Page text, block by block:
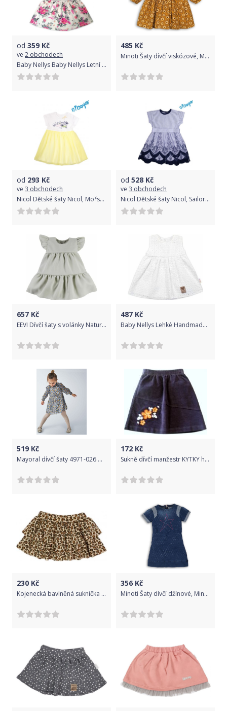
od 359 Kč
ve 2 obchodech
Baby Nellys Baby Nellys Letní šaty s krátkým rukávem New Roses - smetanové, vel. 80 80 (9-12m)
485 Kč
Minoti Šaty dívčí viskózové, Minoti, OWL 6, žlutá - 74/80
od 293 Kč
ve 3 obchodech
Nicol Dětské šaty Nicol, Mořská víla - žluto/bílé, vel. 128
od 528 Kč
ve 3 obchodech
Nicol Dětské šaty Nicol, Sailor - granátové/proužky, vel. 116 116 (5-6 let)
657 Kč
EEVI Dívčí šaty s volánky Nature - khaki, Velikost koj. oblečení 62 (2-3m)
487 Kč
Baby Nellys Lehké Handmade šatičky Madeira, bílé, Velikost koj. oblečení 80 (9-12m)
519 Kč
Mayoral dívčí šaty 4971-026 Mini, Junior: 7 / 122
172 Kč
Sukně dívčí manžestr KYTKY hnědá - vel.98
230 Kč
Kojenecká bavlněná suknička Nicol Mia, Hnědá, 86 (12-18m)
356 Kč
Minoti Šaty dívčí džínové, Minoti, GLITTER 8, modrá - 92/98